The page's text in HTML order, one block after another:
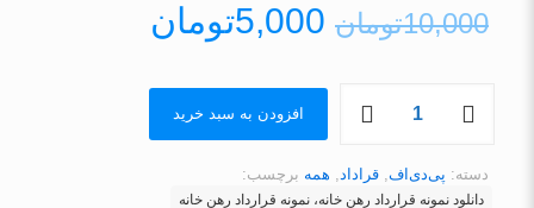
10,000تومان 5,000تومان
خانه
افزودن به سبد خرید
دسته: پی‌دی‌اف, قراداد, همه برچسب:
دانلود نمونه قرارداد رهن خانه، نمونه قرارداد رهن خانه